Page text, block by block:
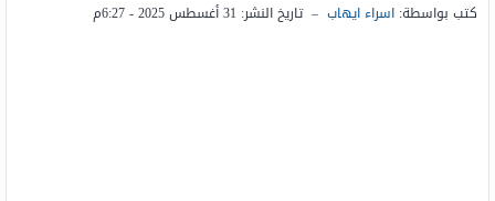
كتب بواسطة: اسراء ايهاب – تاريخ النشر: 31 أغسطس 2025 - 6:27م